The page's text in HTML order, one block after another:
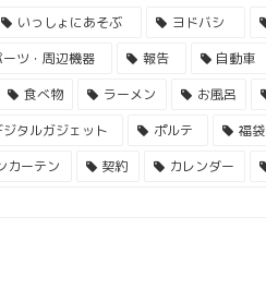
いっしょにあそぶ ヨドバシ
ーツ・周辺機器 報告 自動車
食べ物 ラーメン お風呂
ジタルガジェット ポルテ 福袋
カーテン 契約 カレンダー